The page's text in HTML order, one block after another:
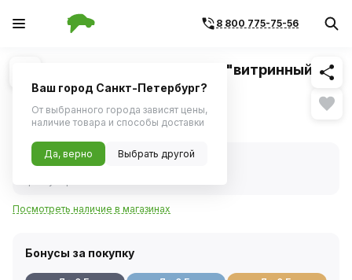
8 800 775-75-56
1/1 Похожие
Ободок фары ФГ122Б (ОСВАР "витринный
образец"
Гарантия на уцененный товар 14 дней
Нет в наличии
Нет в наличии
Посмотреть наличие в магазинах
Бонусы за покупку
Ваш город Санкт-Петербург?
От выбранного города зависят цены,
наличие товара и способы доставки
Да, верно Выбрать другой